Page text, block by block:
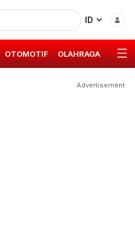
ID
OTOMOTIF OLAHRAGA GAYA
Advertisement